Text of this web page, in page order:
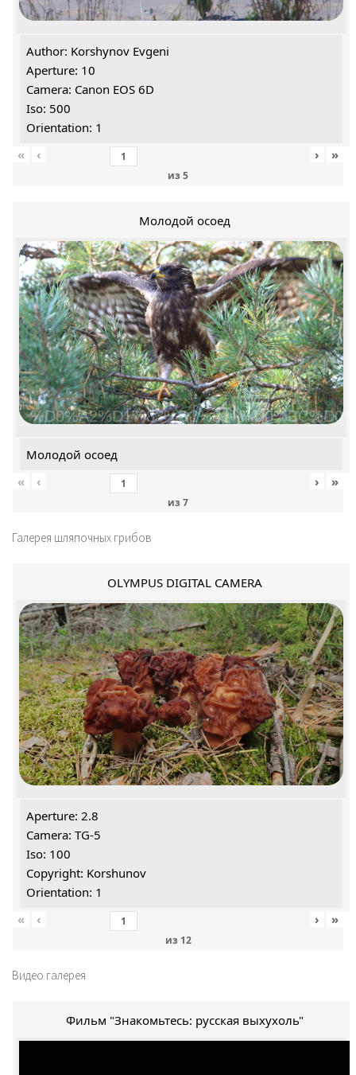
Author: Korshynov Evgeni
Aperture: 10
Camera: Canon EOS 6D
Iso: 500
Orientation: 1
«
‹
из 5
› »
Молодой осоед
Молодой осоед
«
‹
из 7
› »
Галерея шляпочных грибов
OLYMPUS DIGITAL CAMERA
Aperture: 2.8
Camera: TG-5
Iso: 100
Copyright: Korshunov
Orientation: 1
«
‹
из 12
› »
Видео галерея
Фильм "Знакомьтесь: русская выхухоль"